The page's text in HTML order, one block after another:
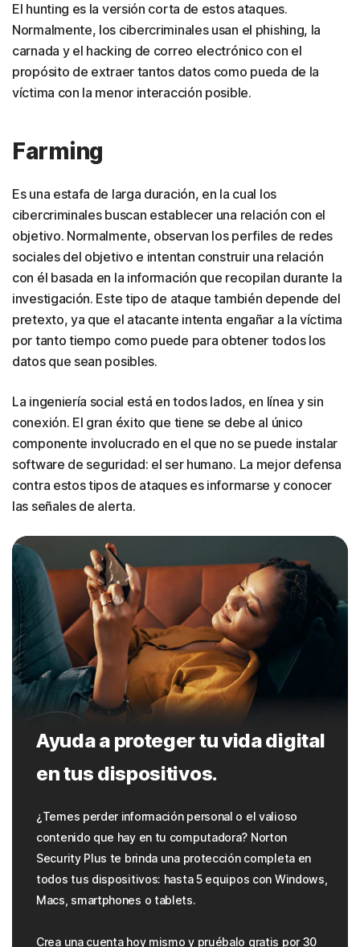
El hunting es la versión corta de estos ataques.
Normalmente, los cibercriminales usan el phishing, la
carnada y el hacking de correo electrónico con el
propósito de extraer tantos datos como pueda de la
víctima con la menor interacción posible.
Farming
Es una estafa de larga duración, en la cual los
cibercriminales buscan establecer una relación con el
objetivo. Normalmente, observan los perfiles de redes
sociales del objetivo e intentan construir una relación
con él basada en la información que recopilan durante la
investigación. Este tipo de ataque también depende del
pretexto, ya que el atacante intenta engañar a la víctima
por tanto tiempo como puede para obtener todos los
datos que sean posibles.
La ingeniería social está en todos lados, en línea y sin
conexión. El gran éxito que tiene se debe al único
componente involucrado en el que no se puede instalar
software de seguridad: el ser humano. La mejor defensa
contra estos tipos de ataques es informarse y conocer
las señales de alerta.
Ayuda a proteger tu vida digital
en tus dispositivos.
¿Temes perder información personal o el valioso
contenido que hay en tu computadora? Norton
Security Plus te brinda una protección completa en
todos tus dispositivos: hasta 5 equipos con Windows,
Macs, smartphones o tablets.
Crea una cuenta hoy mismo y pruébalo gratis por 30